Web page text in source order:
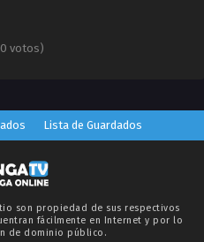
votos)
Lista de Guardados
son propiedad de sus respectivos
fácilmente en Internet y por lo
de dominio público.